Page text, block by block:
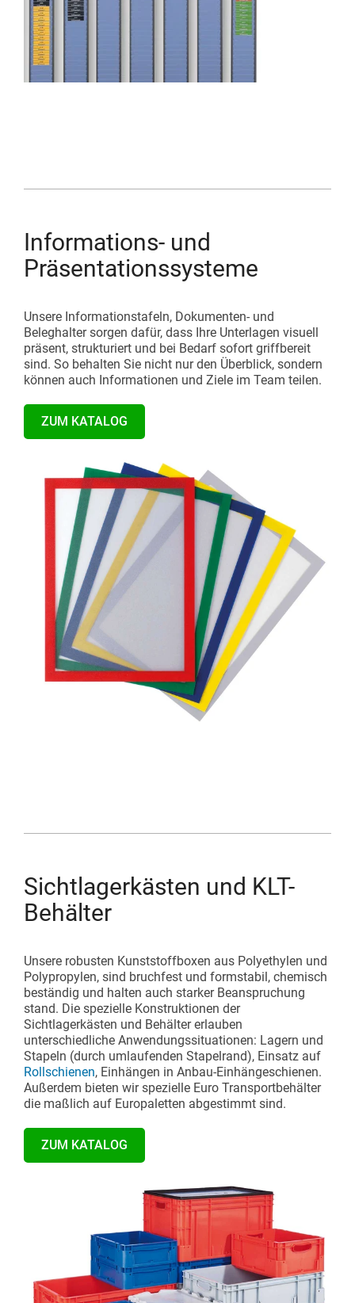
Informations- und
Präsentationssysteme
Unsere Informationstafeln, Dokumenten- und
Beleghalter sorgen dafür, dass Ihre Unterlagen visuell
präsent, strukturiert und bei Bedarf sofort griffbereit
sind. So behalten Sie nicht nur den Überblick, sondern
können auch Informationen und Ziele im Team teilen.
ZUM KATALOG
Sichtlagerkästen und KLT-
Behälter
Unsere robusten Kunststoffboxen aus Polyethylen und
Polypropylen, sind bruchfest und formstabil, chemisch
beständig und halten auch starker Beanspruchung
stand. Die spezielle Konstruktionen der
Sichtlagerkästen und Behälter erlauben
unterschiedliche Anwendungssituationen: Lagern und
Stapeln (durch umlaufenden Stapelrand), Einsatz auf
Rollschienen, Einhängen in Anbau-Einhängeschienen.
Außerdem bieten wir spezielle Euro Transportbehälter
die maßlich auf Europaletten abgestimmt sind.
ZUM KATALOG